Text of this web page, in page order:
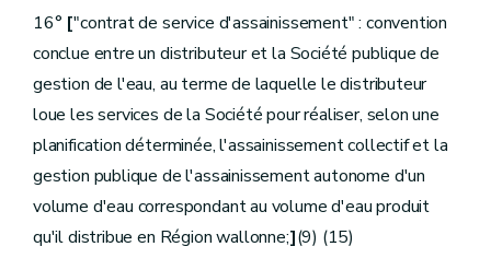
Art. [D.224bis
Art. [D.224ter
Art.D.225
Art.D.226
Art.
Art. [D.227bis
Section[2
Certification Eau des immeubles bâtis]
[Décret 28.02.2019 CertIBEau - entre en vigueur le 1er janvier 2021]
Art.[D.227ter
Art.[D.227quater
D.227quinquies
TitreII Financement de la gestion du cycle anthropique de l'eau
16° ["contrat de service d'assainissement" : convention
conclue entre un distributeur et la Société publique de
gestion de l'eau, au terme de laquelle le distributeur
loue les services de la Société pour réaliser, selon une
planification déterminée, l'assainissement collectif et la
gestion publique de l'assainissement autonome d'un
volume d'eau correspondant au volume d'eau produit
qu'il distribue en Région wallonne;](9) (15)